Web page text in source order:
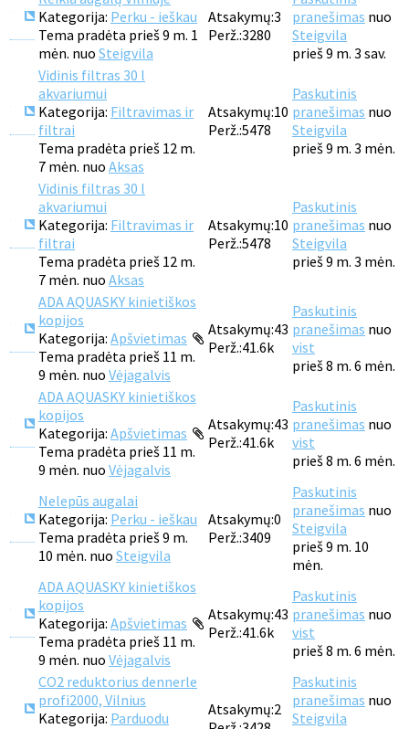
Kategorija: Perku - ieškau
Tema pradėta prieš 9 m. 1
mėn. nuo Steigvila
Atsakymų:3
Perž.:3280
pranešimas nuo
Steigvila
prieš 9 m. 3 sav.
Vidinis filtras 30 l
akvariumui
Kategorija: Filtravimas ir
filtrai
Tema pradėta prieš 12 m.
7 mėn. nuo Aksas
Atsakymų:10
Perž.:5478
Paskutinis
pranešimas nuo
Steigvila
prieš 9 m. 3 mėn.
Vidinis filtras 30 l
akvariumui
Kategorija: Filtravimas ir
filtrai
Tema pradėta prieš 12 m.
7 mėn. nuo Aksas
Atsakymų:10
Perž.:5478
Paskutinis
pranešimas nuo
Steigvila
prieš 9 m. 3 mėn.
ADA AQUASKY kinietiškos
kopijos
Kategorija: Apšvietimas
Tema pradėta prieš 11 m.
9 mėn. nuo Vėjagalvis
Atsakymų:43
Perž.:41.6k
Paskutinis
pranešimas nuo
vist
prieš 8 m. 6 mėn.
ADA AQUASKY kinietiškos
kopijos
Kategorija: Apšvietimas
Tema pradėta prieš 11 m.
9 mėn. nuo Vėjagalvis
Atsakymų:43
Perž.:41.6k
Paskutinis
pranešimas nuo
vist
prieš 8 m. 6 mėn.
Nelepūs augalai
Kategorija: Perku - ieškau
Tema pradėta prieš 9 m.
10 mėn. nuo Steigvila
Atsakymų:0
Perž.:3409
Paskutinis
pranešimas nuo
Steigvila
prieš 9 m. 10
mėn.
ADA AQUASKY kinietiškos
kopijos
Kategorija: Apšvietimas
Tema pradėta prieš 11 m.
9 mėn. nuo Vėjagalvis
Atsakymų:43
Perž.:41.6k
Paskutinis
pranešimas nuo
vist
prieš 8 m. 6 mėn.
CO2 reduktorius dennerle
profi2000, Vilnius
Kategorija: Parduodu
Atsakymų:2
Paskutinis
pranešimas nuo
Steigvila